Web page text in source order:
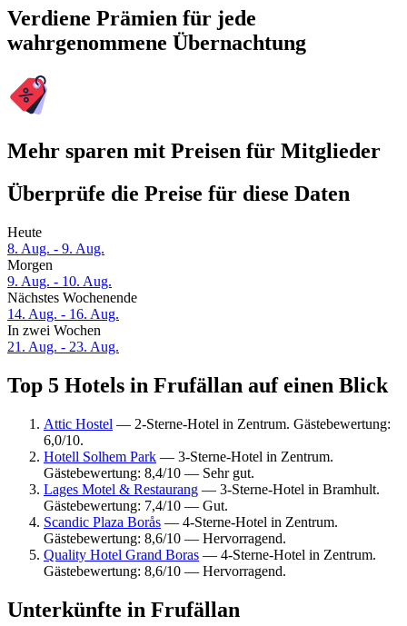
Verdiene Prämien für jede
wahrgenommene Übernachtung
Mehr sparen mit Preisen für Mitglieder
Überprüfe die Preise für diese Daten
Heute
8. Aug. - 9. Aug.
Morgen
9. Aug. - 10. Aug.
Nächstes Wochenende
14. Aug. - 16. Aug.
In zwei Wochen
21. Aug. - 23. Aug.
Top 5 Hotels in Frufällan auf einen Blick
Attic Hostel — 2-Sterne-Hotel in Zentrum. Gästebewertung:
6,0/10.
Hotell Solhem Park — 3-Sterne-Hotel in Zentrum.
Gästebewertung: 8,4/10 — Sehr gut.
Lages Motel & Restaurang — 3-Sterne-Hotel in Bramhult.
Gästebewertung: 7,4/10 — Gut.
Scandic Plaza Borås — 4-Sterne-Hotel in Zentrum.
Gästebewertung: 8,6/10 — Hervorragend.
Quality Hotel Grand Boras — 4-Sterne-Hotel in Zentrum.
Gästebewertung: 8,6/10 — Hervorragend.
Unterkünfte in Frufällan